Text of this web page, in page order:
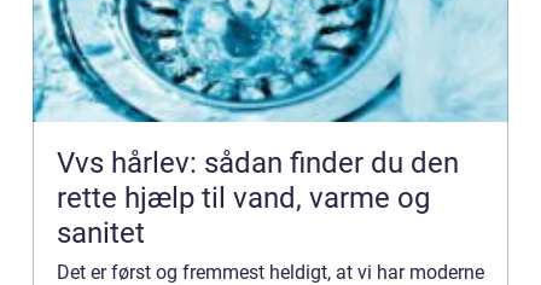
Vvs hårlev: sådan finder du den
rette hjælp til vand, varme og
sanitet
Det er først og fremmest heldigt, at vi har moderne